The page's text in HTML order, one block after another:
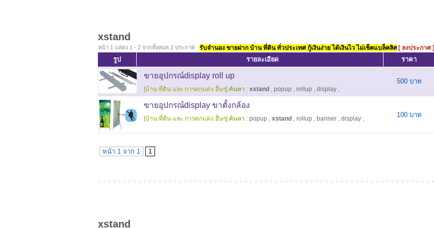
xstand
หน้า 1 แสดง 1 - 2 จากทั้งหมด 2 ประกาศ รับจำนอง ขายฝาก บ้าน ที่ดิน ทั่วประเทศ กู้เงินง่าย ได้เงินไว ไม่เช็คแบล็คลิส [ ลงประกาศ ]
รูป รายละเอียด ราคา
ขายอุปกรณ์display roll up
[บ้าน ที่ดิน และ การตกแต่ง อื่นๆ] ค้นหา : xstand , popup , rollup , display ,
500 บาท
ขายอุปกรณ์display ขาตั้งกล้อง
[บ้าน ที่ดิน และ การตกแต่ง อื่นๆ] ค้นหา : popup , xstand , rollup , banner , display , 100 บาท
หน้า 1 จาก 1 1
xstand